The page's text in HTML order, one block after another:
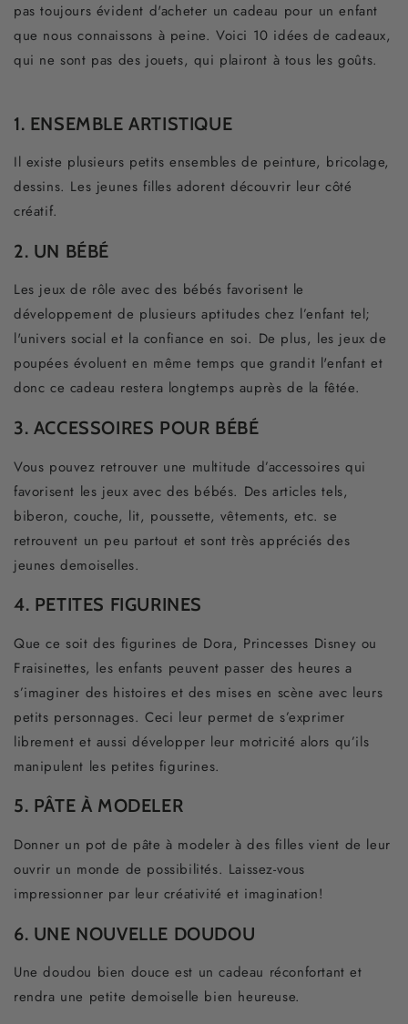
pas toujours évident d'acheter un cadeau pour un enfant
que nous connaissons à peine. Voici 10 idées de cadeaux,
qui ne sont pas des jouets, qui plairont à tous les goûts.
1. ENSEMBLE ARTISTIQUE
Il existe plusieurs petits ensembles de peinture, bricolage,
dessins. Les jeunes filles adorent découvrir leur côté
créatif.
2. UN BÉBÉ
Les jeux de rôle avec des bébés favorisent le
développement de plusieurs aptitudes chez l’enfant tel;
l'univers social et la confiance en soi. De plus, les jeux de
poupées évoluent en même temps que grandit l'enfant et
donc ce cadeau restera longtemps auprès de la fêtée.
3. ACCESSOIRES POUR BÉBÉ
Vous pouvez retrouver une multitude d’accessoires qui
favorisent les jeux avec des bébés. Des articles tels,
biberon, couche, lit, poussette, vêtements, etc. se
retrouvent un peu partout et sont très appréciés des
jeunes demoiselles.
4. PETITES FIGURINES
Que ce soit des figurines de Dora, Princesses Disney ou
Fraisinettes, les enfants peuvent passer des heures a
s’imaginer des histoires et des mises en scène avec leurs
petits personnages. Ceci leur permet de s’exprimer
librement et aussi développer leur motricité alors qu’ils
manipulent les petites figurines.
5. PÂTE À MODELER
Donner un pot de pâte à modeler à des filles vient de leur
ouvrir un monde de possibilités. Laissez-vous
impressionner par leur créativité et imagination!
6. UNE NOUVELLE DOUDOU
Une doudou bien douce est un cadeau réconfortant et
rendra une petite demoiselle bien heureuse.